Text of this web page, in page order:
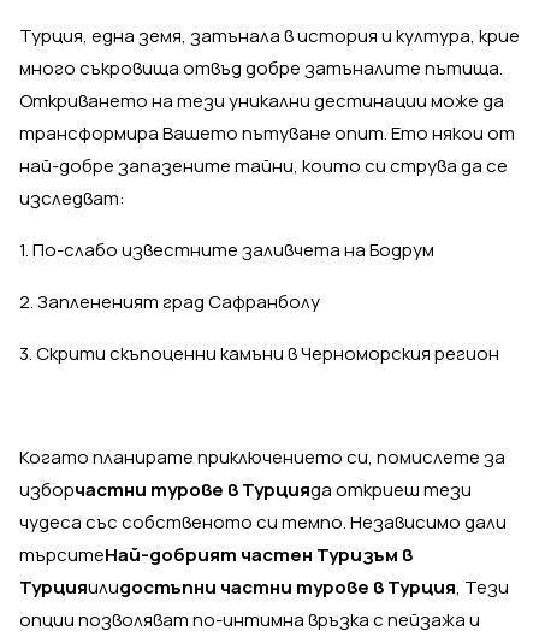
Турция, една земя, затънала в история и култура, крие
много съкровища отвъд добре затъналите пътища.
Откриването на тези уникални дестинации може да
трансформира Вашето пътуване опит. Ето някои от
най-добре запазените тайни, които си струва да се
изследват:
1. По-слабо известните заливчета на Бодрум
2. Заплененият град Сафранболу
3. Скрити скъпоценни камъни в Черноморския регион
Когато планирате приключението си, помислете за
изборчастни турове в Турцияда откриеш тези
чудеса със собственото си темпо. Независимо дали
търситеНай-добрият частен Туризъм в
Турцияилидостъпни частни турове в Турция, Тези
опции позволяват по-интимна връзка с пейзажа и